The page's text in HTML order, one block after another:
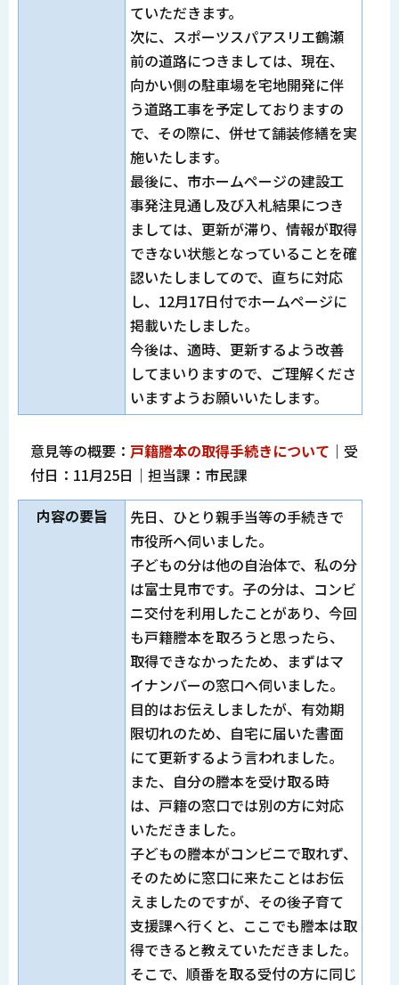
ていただきます。
次に、スポーツスパアスリエ鶴瀬
前の道路につきましては、現在、
向かい側の駐車場を宅地開発に伴
う道路工事を予定しておりますの
で、その際に、併せて舗装修繕を実
施いたします。
最後に、市ホームページの建設工
事発注見通し及び入札結果につき
ましては、更新が滞り、情報が取得
できない状態となっていることを確
認いたしましてので、直ちに対応
し、12月17日付でホームページに
掲載いたしました。
今後は、適時、更新するよう改善
してまいりますので、ご理解くださ
いますようお願いいたします。
意見等の概要： 戸籍謄本の取得手続きについて ｜受
付日：11月25日｜担当課：市民課
内容の要旨
先日、ひとり親手当等の手続きで
市役所へ伺いました。
子どもの分は他の自治体で、私の分
は富士見市です。子の分は、コンビ
ニ交付を利用したことがあり、今回
も戸籍謄本を取ろうと思ったら、
取得できなかったため、まずはマ
イナンバーの窓口へ伺いました。
目的はお伝えしましたが、有効期
限切れのため、自宅に届いた書面
にて更新するよう言われました。
また、自分の謄本を受け取る時
は、戸籍の窓口では別の方に対応
いただきました。
子どもの謄本がコンビニで取れず、
そのために窓口に来たことはお伝
えましたのですが、その後子育て
支援課へ行くと、ここでも謄本は取
得できると教えていただきました。
そこで、順番を取る受付の方に同じ